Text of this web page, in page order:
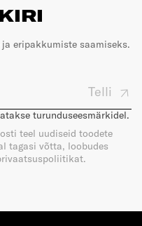
eripakkumiste saamiseks.
Telli
turunduseesmärkidel.
teel uudiseid toodete
tagasi võtta, loobudes